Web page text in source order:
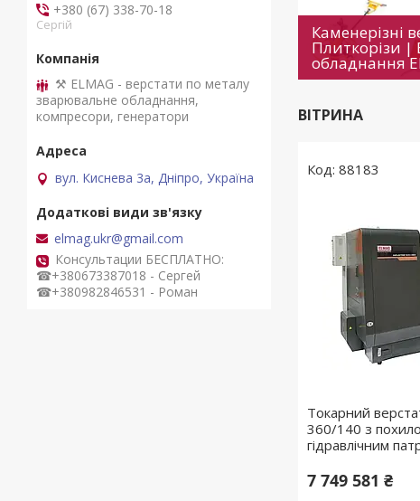
Каменерізні
Плиткорізи |
обладнання
ВІТРИНА
88183
Токарний
360/140 з
гідравлічним
7 749 581 ₴
+380 (67) 338-70-18
Сергій
⚒ ELMAG - верстати по металу
зварювальне обладнання,
компресори, генератори
вул. Киснева 3а, Дніпро, Україна
elmag.ukr@gmail.com
Консультации БЕСПЛАТНО:
☎+380673387018 - Сергей
☎+380982846531 - Роман